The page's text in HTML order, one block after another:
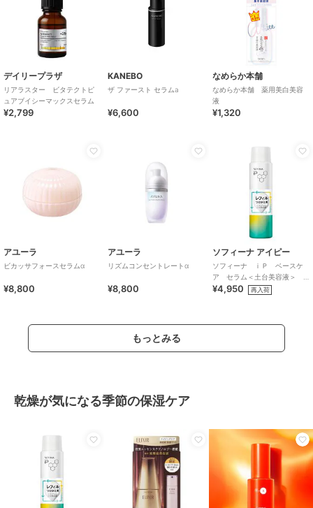
デイリープラザ
リアラスター ビタテクトピ
ュアブイシーマックスセラム
¥2,799
KANEBO
ザ ファースト セラムa
¥6,600
なめらか本舗
なめらか本舗 薬用美白美容
液
¥1,320
アユーラ
ビカッサフォースセラムα
¥8,800
アユーラ
リズムコンセントレートα
¥8,800
ソフィーナ アイピー
ソフィーナ ｉＰ ベースケ
ア セラム＜土台美容液＞
レフィル９０Ｇ
¥4,950 再入荷
もっとみる
乾燥が気になる季節の保湿ケア